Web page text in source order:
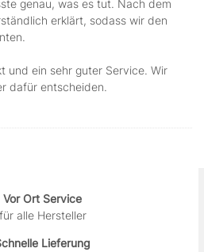
genau, was es tut. Nach dem
erklärt, sodass wir den
und ein sehr guter Service. Wir
dafür entscheiden.
Vor Ort Service
für alle Hersteller
Lieferung